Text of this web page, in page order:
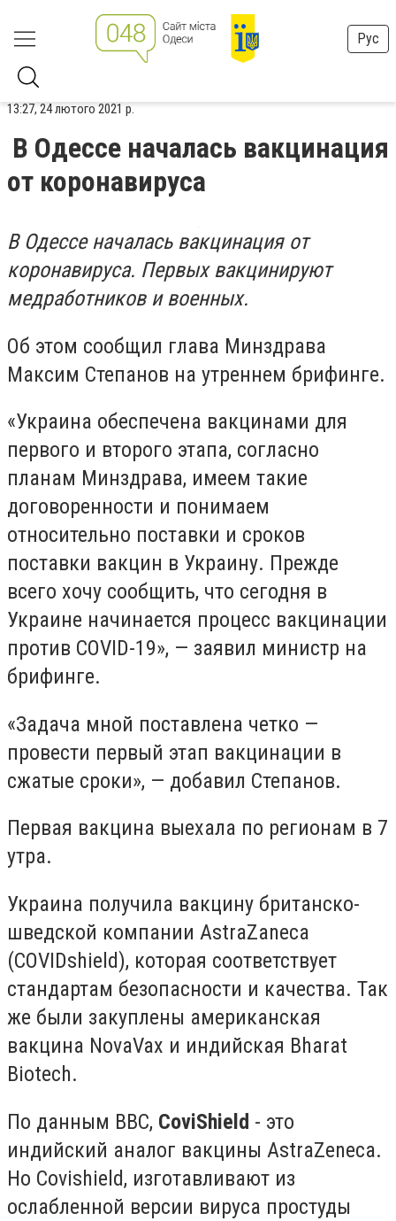
Рус
13:27, 24 лютого 2021 р.
В Одессе началась вакцинация
от коронавируса
В Одессе началась вакцинация от
коронавируса. Первых вакцинируют
медработников и военных.
Об этом сообщил глава Минздрава
Максим Степанов на утреннем брифинге.
«Украина обеспечена вакцинами для
первого и второго этапа, согласно
планам Минздрава, имеем такие
договоренности и понимаем
относительно поставки и сроков
поставки вакцин в Украину. Прежде
всего хочу сообщить, что сегодня в
Украине начинается процесс вакцинации
против COVID-19», — заявил министр на
брифинге.
«Задача мной поставлена четко —
провести первый этап вакцинации в
сжатые сроки», — добавил Степанов.
Первая вакцина выехала по регионам в 7
утра.
Украина получила вакцину британско-
шведской компании AstraZaneca
(COVIDshield), которая соответствует
стандартам безопасности и качества. Так
же были закуплены американская
вакцина NovaVax и индийская Bharat
Biotech.
По данным BBC, CoviShield - это
индийский аналог вакцины AstraZeneca.
Но Covishield, изготавливают из
ослабленной версии вируса простуды